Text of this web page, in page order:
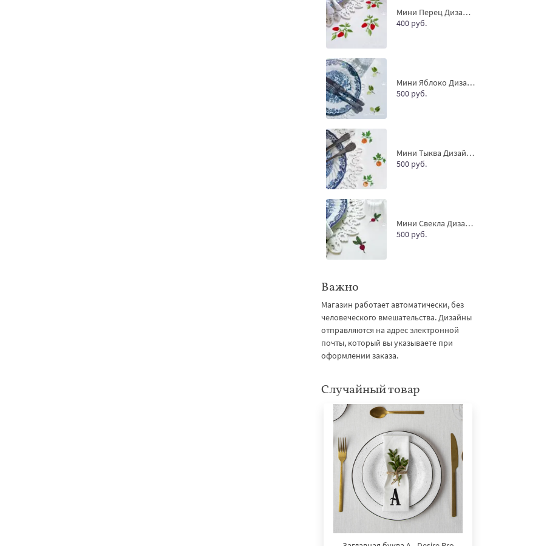
Мини Перец Дизайн машинной вышивки - 2 размера
400 руб.
Мини Яблоко Дизайн машинной вышивки - 4 размера
500 руб.
Мини Тыква Дизайн машинной вышивки - 3 размера
500 руб.
Мини Свекла Дизайн машинной вышивки - 4 размера
500 руб.
Важно
Магазин работает автоматически, без
человеческого вмешательства. Дизайны
отправляются на адрес электронной
почты, который вы указываете при
оформлении заказа.
Случайный товар